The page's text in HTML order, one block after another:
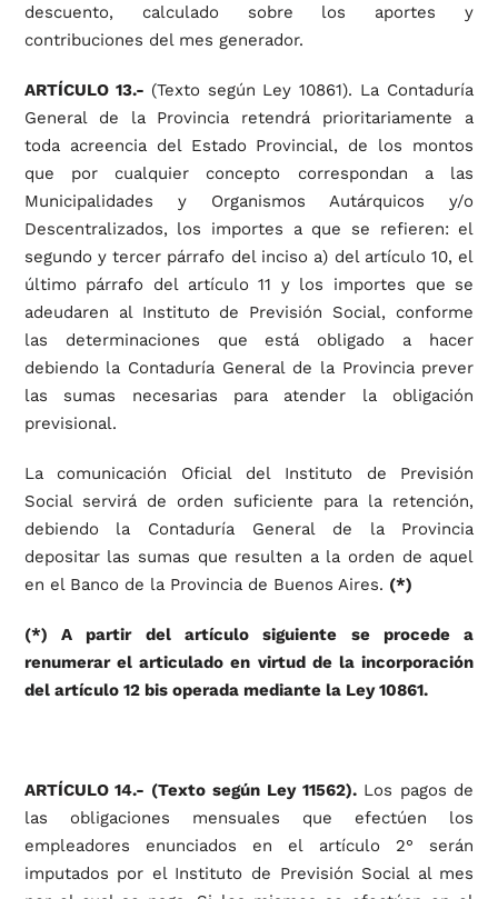
descuento, calculado sobre los aportes y
contribuciones del mes generador.
ARTÍCULO 13.- (Texto según Ley 10861). La Contaduría
General de la Provincia retendrá prioritariamente a
toda acreencia del Estado Provincial, de los montos
que por cualquier concepto correspondan a las
Municipalidades y Organismos Autárquicos y/o
Descentralizados, los importes a que se refieren: el
segundo y tercer párrafo del inciso a) del artículo 10, el
último párrafo del artículo 11 y los importes que se
adeudaren al Instituto de Previsión Social, conforme
las determinaciones que está obligado a hacer
debiendo la Contaduría General de la Provincia prever
las sumas necesarias para atender la obligación
previsional.
La comunicación Oficial del Instituto de Previsión
Social servirá de orden suficiente para la retención,
debiendo la Contaduría General de la Provincia
depositar las sumas que resulten a la orden de aquel
en el Banco de la Provincia de Buenos Aires. (*)
(*) A partir del artículo siguiente se procede a
renumerar el articulado en virtud de la incorporación
del artículo 12 bis operada mediante la Ley 10861.
ARTÍCULO 14.- (Texto según Ley 11562). Los pagos de
las obligaciones mensuales que efectúen los
empleadores enunciados en el artículo 2° serán
imputados por el Instituto de Previsión Social al mes